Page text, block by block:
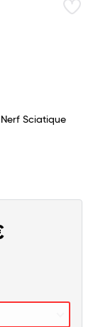
Sciatique